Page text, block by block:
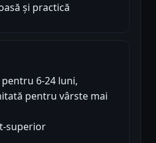
și practică
6-24 luni,
pentru vârste mai
superior